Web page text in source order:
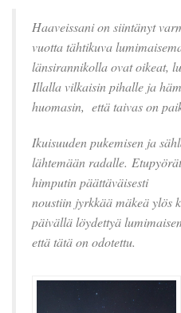
Haaveissani on siintänyt
vuotta tähtikuva
länsirannikolla ovat oikeat,
Illalla vilkaisin pihalle ja
huomasin, että taivas on
Ikuisuuden pukemisen ja
lähtemään radalle.
himputin päättäväisesti
noustiin jyrkkää mäkeä ylös
päivällä löydettyä
että tätä on odotettu.